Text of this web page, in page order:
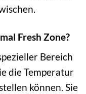
Fresh Zone?
Bereich
die Temperatur
können. Sie